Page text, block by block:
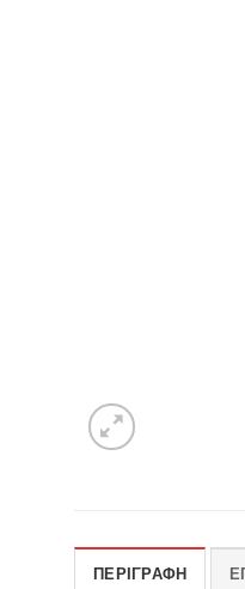
ΠΕΡΙΓΡΑΦΉ